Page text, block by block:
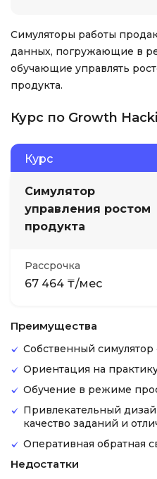
Симуляторы работы
данных, погружающие в
обучающие управлять
продукта.
Курс по Growth
Курс
Симулятор
управления ростом
продукта
Рассрочка
67 464 ₸/мес
Преимущества
Собственный симулятор
Ориентация на
Обучение в режиме
Привлекательный
качество заданий и
Оперативная обратная
Недостатки